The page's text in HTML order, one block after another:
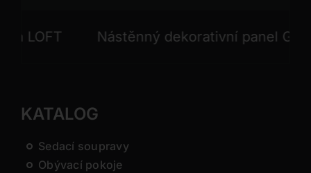
Nástěnný dekorativní panel GONG
KATALOG
Sedací soupravy
Obývací pokoje